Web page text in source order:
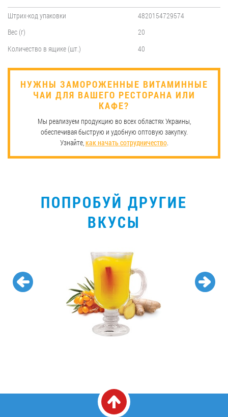
Штрих-код упаковки
4820154729574
Вес (г)
20
Количество в ящике (шт.)
40
НУЖНЫ ЗАМОРОЖЕННЫЕ ВИТАМИННЫЕ
ЧАИ ДЛЯ ВАШЕГО РЕСТОРАНА ИЛИ
КАФЕ?
Мы реализуем продукцию во всех областях Украины,
обеспечивая быструю и удобную оптовую закупку.
Узнайте, как начать сотрудничество.
ПОПРОБУЙ ДРУГИЕ
ВКУСЫ